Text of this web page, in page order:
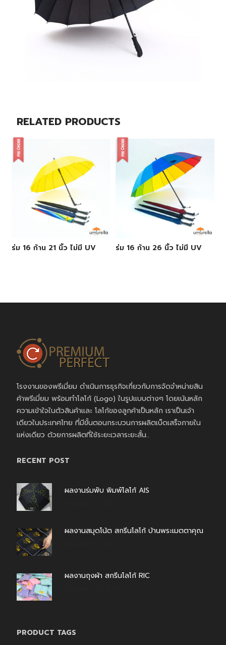
RELATED PRODUCTS
ร่ม 16 ก้าน 21 นิ้ว ไม่มี UV ร่ม 16 ก้าน 26 นิ้ว ไม่มี UV
โรงงานของพรีเมี่ยม ดำเนินการธุรกิจเกี่ยวกับการจัดจำหน่ายสิน
ค้าพรีเมี่ยม พร้อมทำโลโก้ (Logo) ในรูปแบบต่างๆ โดยเน้นหลัก
ความเข้าใจในตัวสินค้าและ โลโก้ของลูกค้าเป็นหลัก เราเป็นเจ้า
เดียวในประเทศไทย ที่มีขั้นตอนกระบวนการผลิตเบ็ดเสร็จภายใน
แห่งเดียว ด้วยการผลิตที่ใช้ระยะเวลาระยะสั้น..
RECENT POST
ผลงานร่มพับ พิมพ์โลโก้ AIS
ผลงานสมุดโน้ต สกรีนโลโก้ บ้านพระเมตตาคุณ
ผลงานถุงผ้า สกรีนโลโก้ RIC
PRODUCT TAGS